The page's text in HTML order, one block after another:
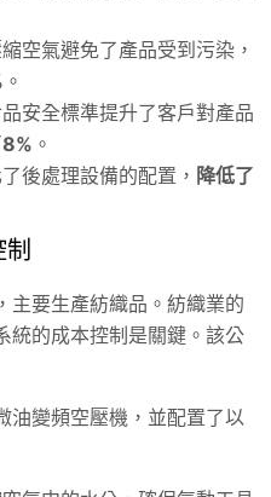
空氣避免了產品受到污染，
。
安全標準提升了客戶對產品
。
後處理設備的配置， 降低了
主要生產紡織品。紡織業的
統的成本控制是關鍵。該公
油變頻空壓機，並配置了以